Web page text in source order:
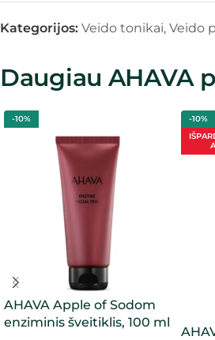
Kategorijos: Veido tonikai, Veido
Daugiau AHAVA
-10%
AHAVA Apple of Sodom
enziminis šveitiklis, 100 ml
-10%
A